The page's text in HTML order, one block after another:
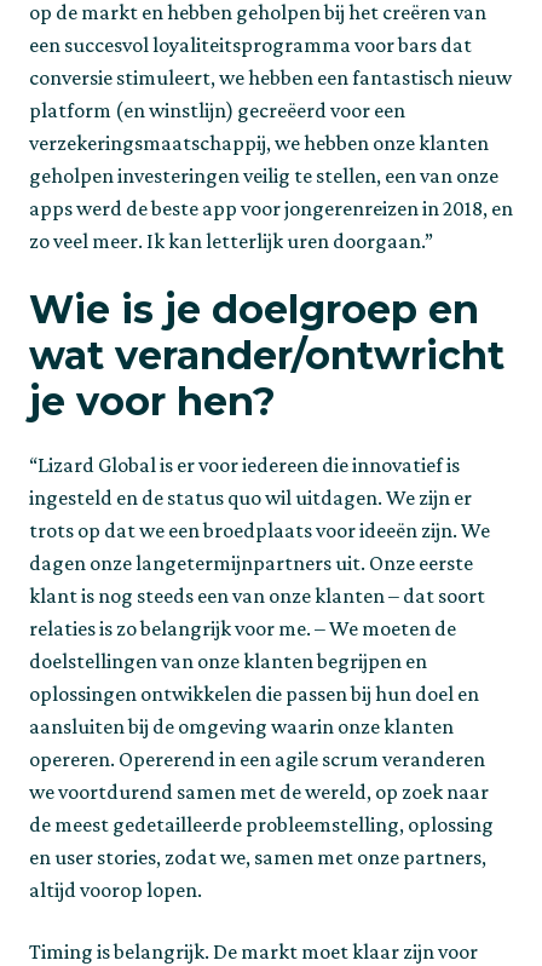
op de markt en hebben geholpen bij het creëren van
een succesvol loyaliteitsprogramma voor bars dat
conversie stimuleert, we hebben een fantastisch nieuw
platform (en winstlijn) gecreëerd voor een
verzekeringsmaatschappij, we hebben onze klanten
geholpen investeringen veilig te stellen, een van onze
apps werd de beste app voor jongerenreizen in 2018, en
zo veel meer. Ik kan letterlijk uren doorgaan.”
Wie is je doelgroep en
wat verander/ontwricht
je voor hen?
“Lizard Global is er voor iedereen die innovatief is
ingesteld en de status quo wil uitdagen. We zijn er
trots op dat we een broedplaats voor ideeën zijn. We
dagen onze langetermijnpartners uit. Onze eerste
klant is nog steeds een van onze klanten – dat soort
relaties is zo belangrijk voor me. – We moeten de
doelstellingen van onze klanten begrijpen en
oplossingen ontwikkelen die passen bij hun doel en
aansluiten bij de omgeving waarin onze klanten
opereren. Opererend in een agile scrum veranderen
we voortdurend samen met de wereld, op zoek naar
de meest gedetailleerde probleemstelling, oplossing
en user stories, zodat we, samen met onze partners,
altijd voorop lopen.
Timing is belangrijk. De markt moet klaar zijn voor